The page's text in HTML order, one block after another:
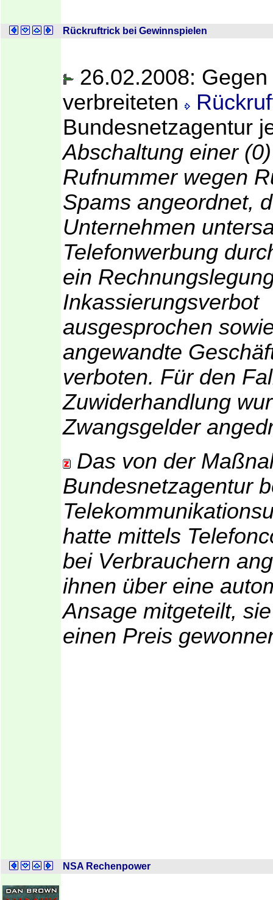
Rückruftrick bei Gewinnspielen
26.02.2008:
verbreiteten
Bundesnetzagentur
Abschaltung einer
Rufnummer wegen
Spams angeordnet,
Unternehmen
Telefonwerbung
ein
Inkassierungsverbot
ausgesprochen
angewandte
verboten. Für den
Zuwiderhandlung
Zwangsgelder
Das von der
Bundesnetzagentur
hatte mittels
bei Verbrauchern
ihnen über eine
Ansage mitgeteilt,
einen Preis
NSA Rechenpower